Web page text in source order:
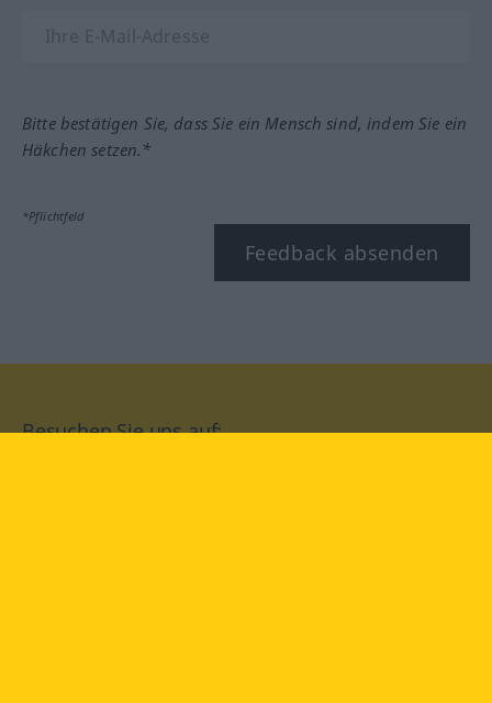
Bitte bestätigen Sie, dass Sie ein Mensch sind, indem Sie ein
Häkchen setzen.*
*Pflichtfeld
Feedback absenden
Besuchen Sie uns auf: